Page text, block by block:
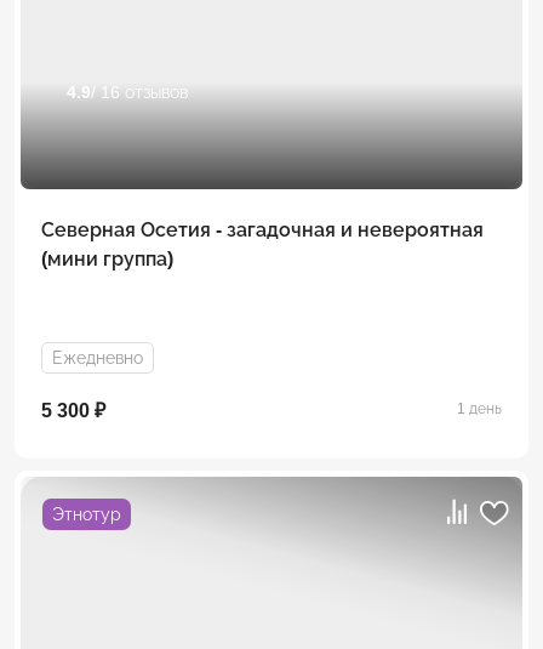
4.9 / 16 отзывов
Северная Осетия - загадочная и невероятная
(мини группа)
Ежедневно
5 300 ₽ 1 день
Этнотур